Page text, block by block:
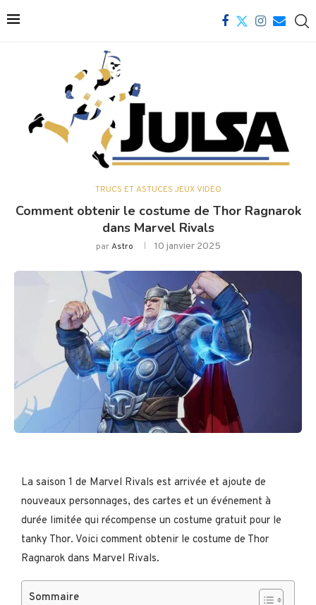
TRUCS ET ASTUCES JEUX VIDÉO
Comment obtenir le costume de Thor Ragnarok
dans Marvel Rivals
parAstro 10 janvier 2025
La saison 1 de Marvel Rivals est arrivée et ajoute de
nouveaux personnages, des cartes et un événement à
durée limitée qui récompense un costume gratuit pour le
tanky Thor. Voici comment obtenir le costume de Thor
Ragnarok dans Marvel Rivals.
Sommaire